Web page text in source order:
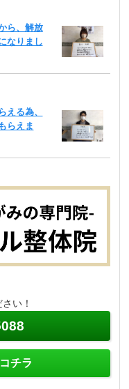
ら、解放
なりまし
える為、
らえま
い！
チラ